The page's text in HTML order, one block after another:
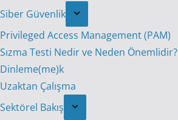
Siber Güvenlik
Privileged Access Management (PAM)
Sızma Testi Nedir ve Neden Önemlidir?
Dinleme(me)k
Uzaktan Çalışma
Sektörel Bakış